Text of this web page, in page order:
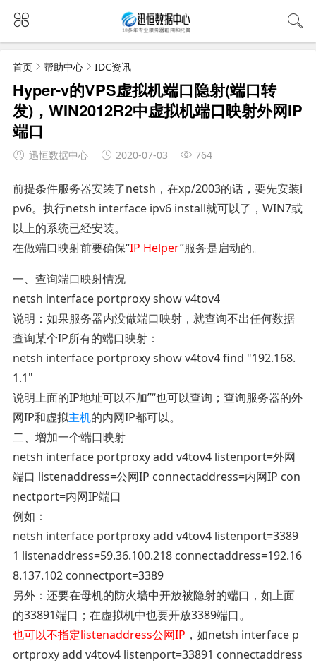
首页 帮助中心 IDC资讯
Hyper-v的VPS虚拟机端口隐射(端口转
发)，WIN2012R2中虚拟机端口映射外网IP
端口
迅恒数据中心 2020-07-03 764
前提条件服务器安装了netsh，在xp/2003的话，要先安装i
pv6。执行netsh interface ipv6 install就可以了，WIN7或
以上的系统已经安装。
在做端口映射前要确保“IP Helper”服务是启动的。
一、查询端口映射情况
netsh interface portproxy show v4tov4
说明：如果服务器内没做端口映射，就查询不出任何数据
查询某个IP所有的端口映射：
netsh interface portproxy show v4tov4 find "192.168.
1.1"
说明上面的IP地址可以不加”“也可以查询；查询服务器的外
网IP和虚拟主机的内网IP都可以。
二、增加一个端口映射
netsh interface portproxy add v4tov4 listenport=外网
端口 listenaddress=公网IP connectaddress=内网IP con
nectport=内网IP端口
例如：
netsh interface portproxy add v4tov4 listenport=3389
1 listenaddress=59.36.100.218 connectaddress=192.16
8.137.102 connectport=3389
另外：还要在母机的防火墙中开放被隐射的端口，如上面
的33891端口；在虚拟机中也要开放3389端口。
也可以不指定listenaddress公网IP ，如netsh interface p
ortproxy add v4tov4 listenport=33891 connectaddress